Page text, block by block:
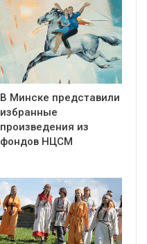
В Минске представили
избранные
произведения из
фондов НЦСМ